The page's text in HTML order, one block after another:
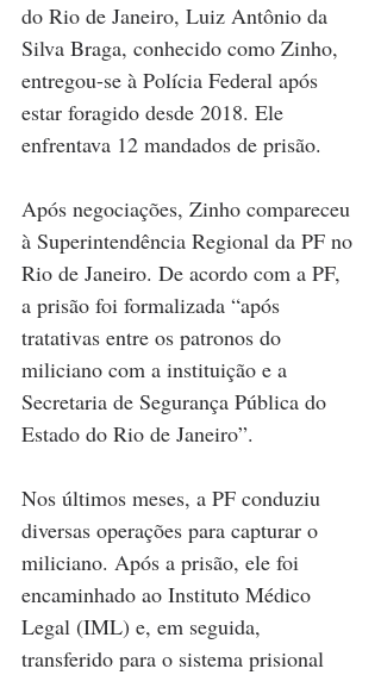
do Rio de Janeiro, Luiz Antônio da
Silva Braga, conhecido como Zinho,
entregou-se à Polícia Federal após
estar foragido desde 2018. Ele
enfrentava 12 mandados de prisão.
Após negociações, Zinho compareceu
à Superintendência Regional da PF no
Rio de Janeiro. De acordo com a PF,
a prisão foi formalizada “após
tratativas entre os patronos do
miliciano com a instituição e a
Secretaria de Segurança Pública do
Estado do Rio de Janeiro”.
Nos últimos meses, a PF conduziu
diversas operações para capturar o
miliciano. Após a prisão, ele foi
encaminhado ao Instituto Médico
Legal (IML) e, em seguida,
transferido para o sistema prisional